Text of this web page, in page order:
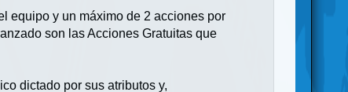
equipo y un máximo de 2 acciones por
son las Acciones Gratuitas que
dictado por sus atributos y,